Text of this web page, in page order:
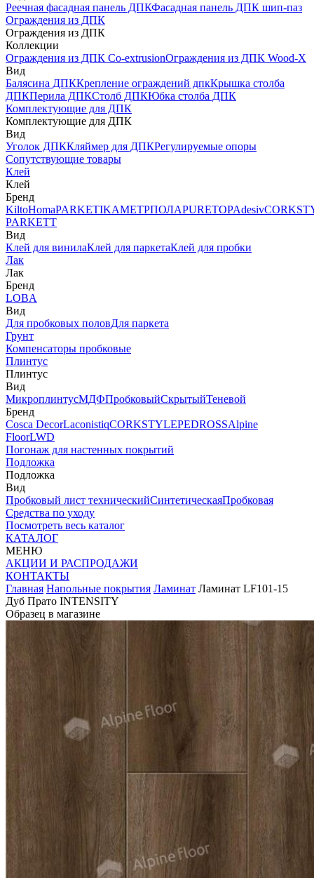
Реечная фасадная панель ДПКФасадная панель ДПК шип-паз
Ограждения из ДПК
Ограждения из ДПК
Коллекции
Ограждения из ДПК Co-extrusionОграждения из ДПК Wood-X
Вид
Балясина ДПККрепление ограждений дпкКрышка столба
ДПКПерила ДПКСтолб ДПКЮбка столба ДПК
Комплектующие для ДПК
Комплектующие для ДПК
Вид
Уголок ДПККляймер для ДПКРегулируемые опоры
Сопутствующие товары
Клей
Клей
Бренд
KiltoHomaPARKETIKAМЕТРПОЛАPURETOPAdesiv
PARKETT
Вид
Клей для винилаКлей для паркетаКлей для пробки
Лак
Лак
Бренд
LOBA
Вид
Для пробковых половДля паркета
Грунт
Компенсаторы пробковые
Плинтус
Плинтус
Вид
МикроплинтусМДФПробковыйСкрытыйТеневой
Бренд
Cosca DecorLaconistiqCORKSTYLEPEDROSSAlpine
FloorLWD
Погонаж для настенных покрытий
Подложка
Подложка
Вид
Пробковый лист техническийСинтетическаяПробковая
Средства по уходу
Посмотреть весь каталог
КАТАЛОГ
МЕНЮ
АКЦИИ И РАСПРОДАЖИ
КОНТАКТЫ
Главная Напольные покрытия Ламинат Ламинат LF101-15
Дуб Прато INTENSITY
Образец в магазине